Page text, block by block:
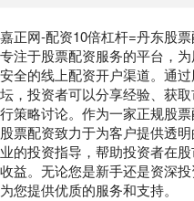
嘉正网-配资10倍杠杆=丹东股
专注于股票配资服务的平台，为
安全的线上配资开户渠道。通
坛，投资者可以分享经验、获
行策略讨论。作为一家正规股
股票配资致力于为客户提供透
业的投资指导，帮助投资者在
收益。无论您是新手还是资深
为您提供优质的服务和支持。